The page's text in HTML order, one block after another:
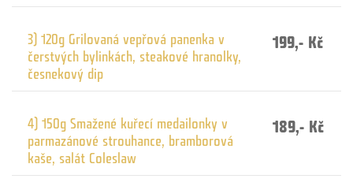
3) 120g Grilovaná vepřová panenka v
čerstvých bylinkách, steakové hranolky,
česnekový dip
199,- Kč
4) 150g Smažené kuřecí medailonky v
parmazánové strouhance, bramborová
kaše, salát Coleslaw
189,- Kč